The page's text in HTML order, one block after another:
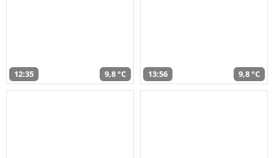
12:35 9,8 °C 13:56 9,8 °C